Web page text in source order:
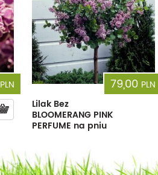
PLN
79,00 PLN
Lilak Bez
BLOOMERANG PINK
PERFUME na pniu